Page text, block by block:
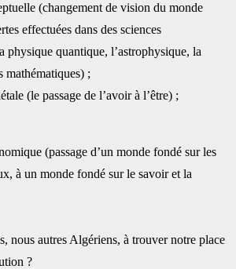
(changement de vision du monde
‎effectuées dans des sciences
physique quantique, l’astrophysique, la
mathématiques) ;‎
(le passage de l’avoir à l’être) ;
(passage d’un monde fondé sur les
‎à un monde fondé sur le savoir et la
nous autres Algériens, à trouver notre place
?